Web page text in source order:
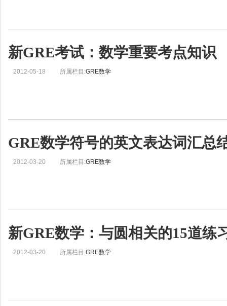
新GRE考试：数学重要考点知识
2012-05-18 所属栏目:GRE数学
GRE数学符号的英文表达词汇总
2012-03-20 所属栏目:GRE数学
新GRE数学：与圆相关的15道练
2012-03-20 所属栏目:GRE数学